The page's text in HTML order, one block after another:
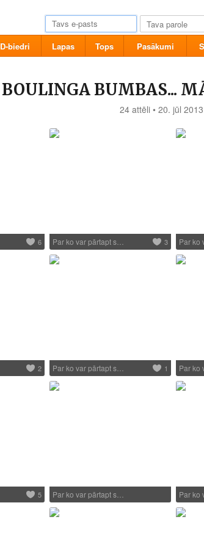
D-biedri Lapas Tops Pasākumi
BOULINGA BUMBAS...
24 attēli • 20. jūl
6 Par ko var pārtapt s… 3 Par ko
2 Par ko var pārtapt s… 1 Par ko
5 Par ko var pārtapt s… Par ko